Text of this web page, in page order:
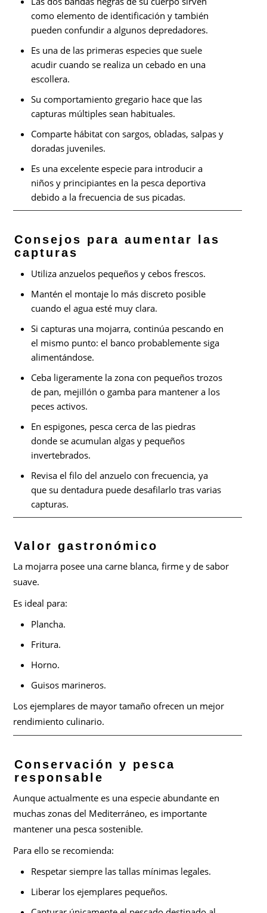
como elemento de identificación y también
pueden confundir a algunos depredadores.
Es una de las primeras especies que suele
acudir cuando se realiza un cebado en una
escollera.
Su comportamiento gregario hace que las
capturas múltiples sean habituales.
Comparte hábitat con sargos, obladas, salpas y
doradas juveniles.
Es una excelente especie para introducir a
niños y principiantes en la pesca deportiva
debido a la frecuencia de sus picadas.
Consejos para aumentar las
capturas
Utiliza anzuelos pequeños y cebos frescos.
Mantén el montaje lo más discreto posible
cuando el agua esté muy clara.
Si capturas una mojarra, continúa pescando en
el mismo punto: el banco probablemente siga
alimentándose.
Ceba ligeramente la zona con pequeños trozos
de pan, mejillón o gamba para mantener a los
peces activos.
En espigones, pesca cerca de las piedras
donde se acumulan algas y pequeños
invertebrados.
Revisa el filo del anzuelo con frecuencia, ya
que su dentadura puede desafilarlo tras varias
capturas.
Valor gastronómico
La mojarra posee una carne blanca, firme y de sabor
suave.
Es ideal para:
Plancha.
Fritura.
Horno.
Guisos marineros.
Los ejemplares de mayor tamaño ofrecen un mejor
rendimiento culinario.
Conservación y pesca
responsable
Aunque actualmente es una especie abundante en
muchas zonas del Mediterráneo, es importante
mantener una pesca sostenible.
Para ello se recomienda:
Respetar siempre las tallas mínimas legales.
Liberar los ejemplares pequeños.